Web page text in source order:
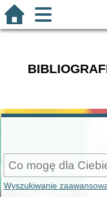
Wyszukiwanie